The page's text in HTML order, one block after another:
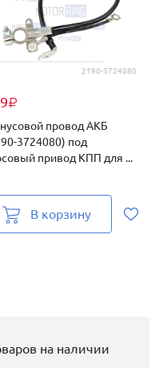
2190-3724080
₽
провод АКБ
3724080) под
привод КПП для ...
В корзину
на наличии